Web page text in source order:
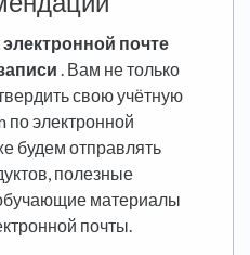
электронной почте
. Вам не только
свою учётную
по электронной
будем отправлять
полезные
материалы
почты.